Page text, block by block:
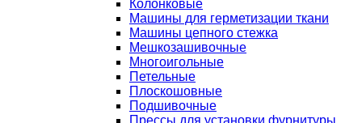
Колонковые
Машины для герметизации ткани
Машины цепного стежка
Мешкозашивочные
Многоигольные
Петельные
Плоскошовные
Подшивочные
Прессы для установки фурнитуры